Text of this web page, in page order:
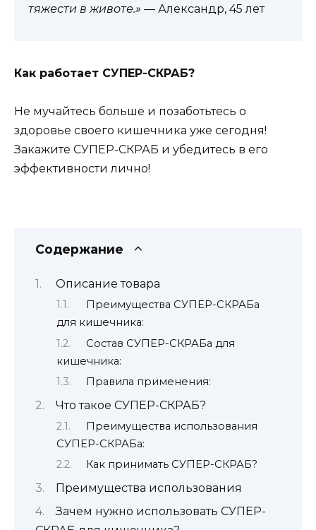
тяжести в животе.» — Александр, 45 лет
Как работает СУПЕР-СКРАБ?
Не мучайтесь больше и позаботьтесь о
здоровье своего кишечника уже сегодня!
Закажите СУПЕР-СКРАБ и убедитесь в его
эффективности лично!
Содержание
Описание товара
Преимущества СУПЕР-СКРАБа
для кишечника:
Состав СУПЕР-СКРАБа для
кишечника:
Правила применения:
Что такое СУПЕР-СКРАБ?
Преимущества использования
СУПЕР-СКРАБа:
Как принимать СУПЕР-СКРАБ?
Преимущества использования
Зачем нужно использовать СУПЕР-